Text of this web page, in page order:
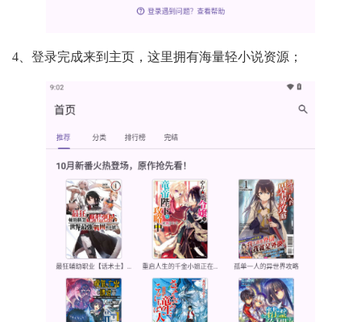
4、登录完成来到主页，这里拥有海量轻小说资源；